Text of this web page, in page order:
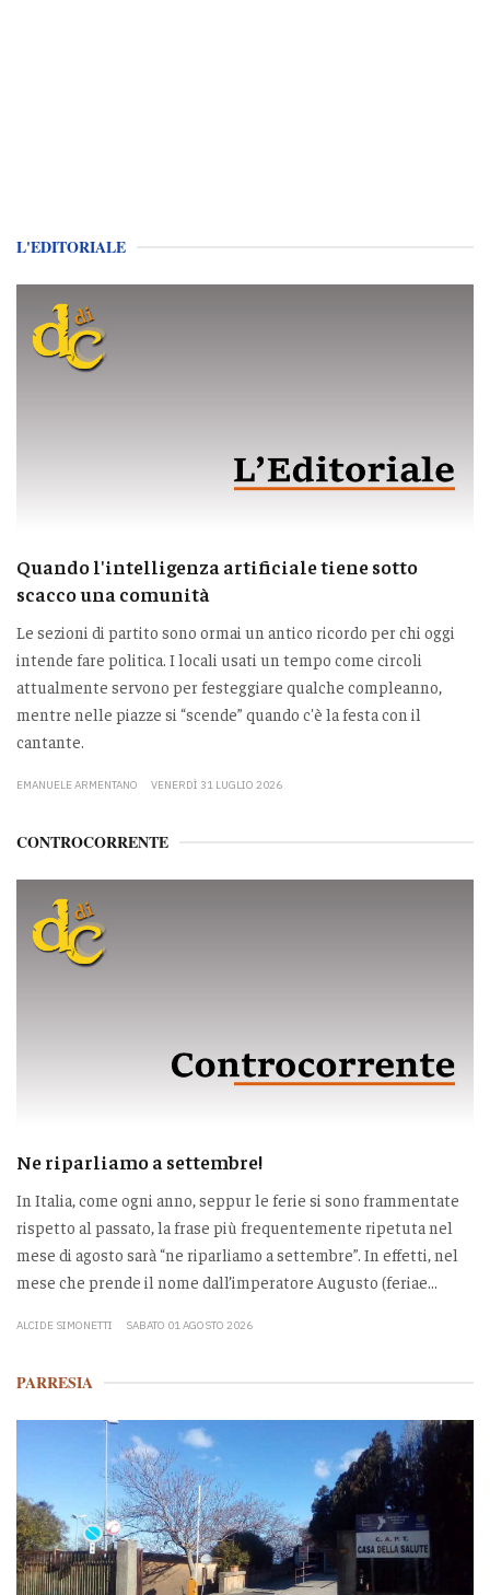
L'EDITORIALE
Quando l'intelligenza artificiale tiene sotto
scacco una comunità
Le sezioni di partito sono ormai un antico ricordo per chi oggi
intende fare politica. I locali usati un tempo come circoli
attualmente servono per festeggiare qualche compleanno,
mentre nelle piazze si “scende” quando c'è la festa con il
cantante.
EMANUELE ARMENTANO VENERDÌ 31 LUGLIO 2026
CONTROCORRENTE
Ne riparliamo a settembre!
In Italia, come ogni anno, seppur le ferie si sono frammentate
rispetto al passato, la frase più frequentemente ripetuta nel
mese di agosto sarà “ne riparliamo a settembre”. In effetti, nel
mese che prende il nome dall’imperatore Augusto (feriae...
ALCIDE SIMONETTI SABATO 01 AGOSTO 2026
PARRESIA